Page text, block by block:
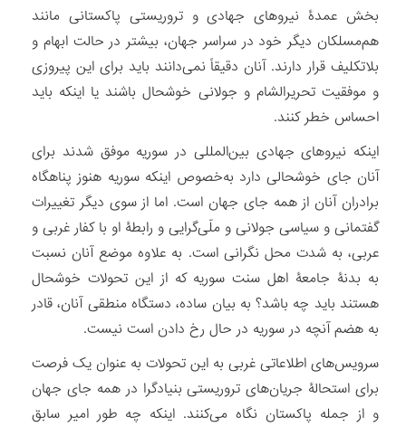
بخش عمدۀ نیروهای جهادی و تروریستی پاکستانی مانند
هم‏‌مسلکان دیگر خود در سراسر جهان، بیشتر در حالت ابهام و
بلاتکلیف قرار دارند. آنان دقیقاً نمی‌‏دانند باید برای این پیروزی
و موفقیت تحریرالشام و جولانی خوشحال باشند یا اینکه باید
احساس خطر کنند.
اینکه نیروهای جهادی بین‌المللی در سوریه موفق شدند برای
آنان جای خوشحالی دارد به‌خصوص اینکه سوریه هنوز پناهگاه
برادران آنان از همه جای جهان است. اما از سوی دیگر تغییرات
گفتمانی و سیاسی جولانی و ملّی‏‌گرایی و رابطۀ او با کفار غربی و
عربی، به شدت محل نگرانی است. به علاوه موضع آنان نسبت
به بدنۀ جامعۀ اهل سنت سوریه که از این تحولات خوشحال
هستند باید چه باشد؟ به بیان ساده، دستگاه منطقی آنان، قادر
به هضم آنچه در سوریه در حال رخ دادن است نیست.
سرویس‏‌های اطلاعاتی غربی به این تحولات به عنوان یک فرصت
برای استحالۀ جریان‌های تروریستی بنیادگرا در همه جای جهان
و از جمله پاکستان نگاه می‏‌کنند. اینکه چه طور امیر سابق